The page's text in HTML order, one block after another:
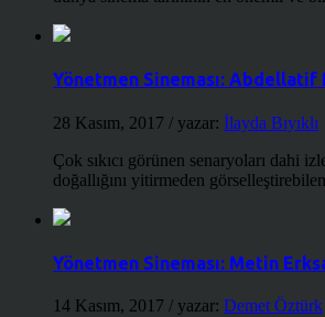
Yönetmen Sineması: Abdellatif
28 Kasım, 2017 / yazar: İlayda Bıyıklı
Çok sıkıcı görünen senaryoları dahi
doğallığını yitirmeden
Yönetmen Sineması: Metin
14 Kasım, 2017 / yazar: Demet Öztürk